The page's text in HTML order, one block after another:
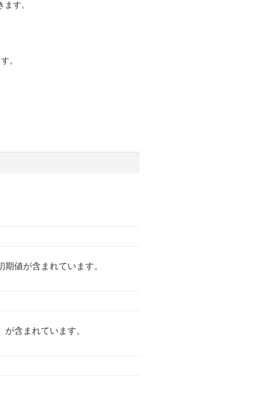
す。
。
値が含まれています。
含まれています。